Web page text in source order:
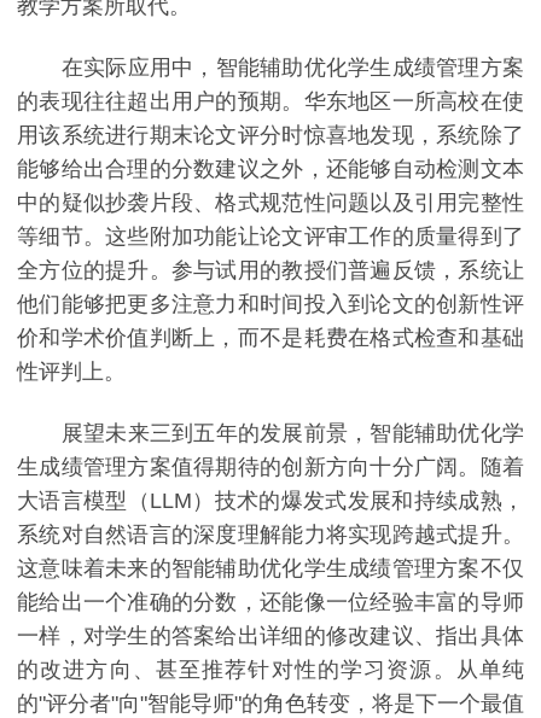
教学方案所取代。
在实际应用中，智能辅助优化学生成绩管理方案
的表现往往超出用户的预期。华东地区一所高校在使
用该系统进行期末论文评分时惊喜地发现，系统除了
能够给出合理的分数建议之外，还能够自动检测文本
中的疑似抄袭片段、格式规范性问题以及引用完整性
等细节。这些附加功能让论文评审工作的质量得到了
全方位的提升。参与试用的教授们普遍反馈，系统让
他们能够把更多注意力和时间投入到论文的创新性评
价和学术价值判断上，而不是耗费在格式检查和基础
性评判上。
展望未来三到五年的发展前景，智能辅助优化学
生成绩管理方案值得期待的创新方向十分广阔。随着
大语言模型（LLM）技术的爆发式发展和持续成熟，
系统对自然语言的深度理解能力将实现跨越式提升。
这意味着未来的智能辅助优化学生成绩管理方案不仅
能给出一个准确的分数，还能像一位经验丰富的导师
一样，对学生的答案给出详细的修改建议、指出具体
的改进方向、甚至推荐针对性的学习资源。从单纯
的"评分者"向"智能导师"的角色转变，将是下一个最值